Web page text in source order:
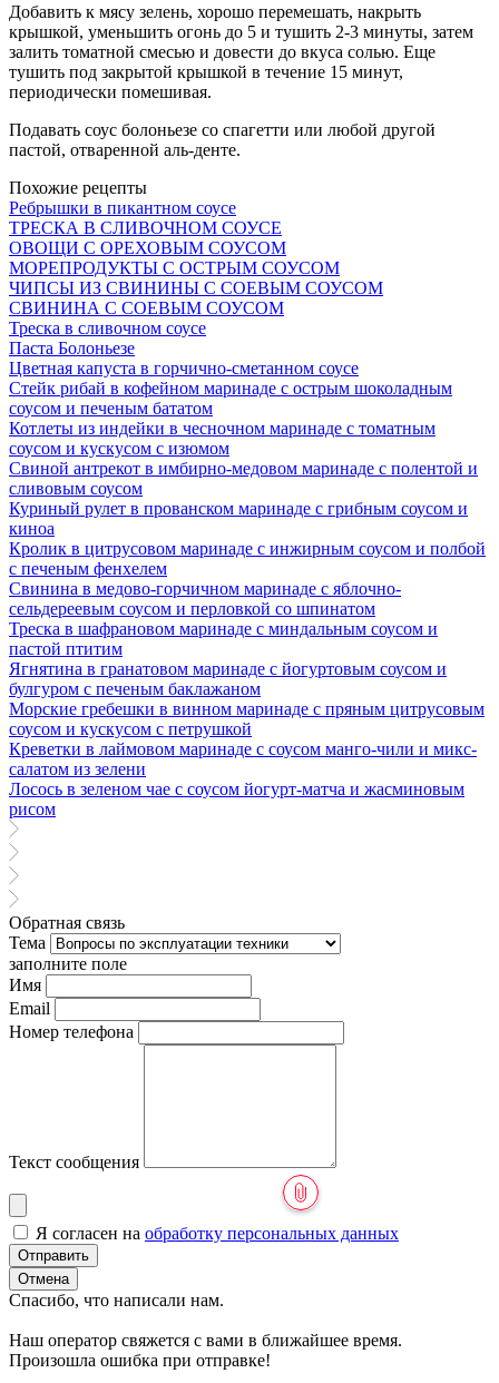
Добавить к мясу зелень, хорошо перемешать, накрыть
крышкой, уменьшить огонь до 5 и тушить 2-3 минуты, затем
залить томатной смесью и довести до вкуса солью. Еще
тушить под закрытой крышкой в течение 15 минут,
периодически помешивая.
Подавать соус болоньезе со спагетти или любой другой
пастой, отваренной аль-денте.
Похожие рецепты
Ребрышки в пикантном соусе
ТРЕСКА В СЛИВОЧНОМ СОУСЕ
ОВОЩИ С ОРЕХОВЫМ СОУСОМ
МОРЕПРОДУКТЫ С ОСТРЫМ СОУСОМ
ЧИПСЫ ИЗ СВИНИНЫ С СОЕВЫМ СОУСОМ
СВИНИНА С СОЕВЫМ СОУСОМ
Треска в сливочном соусе
Паста Болоньезе
Цветная капуста в горчично-сметанном соусе
Стейк рибай в кофейном маринаде с острым шоколадным
соусом и печеным бататом
Котлеты из индейки в чесночном маринаде с томатным
соусом и кускусом с изюмом
Свиной антрекот в имбирно-медовом маринаде с полентой и
сливовым соусом
Куриный рулет в прованском маринаде с грибным соусом и
киноа
Кролик в цитрусовом маринаде с инжирным соусом и полбой
с печеным фенхелем
Свинина в медово-горчичном маринаде с яблочно-
сельдереевым соусом и перловкой со шпинатом
Треска в шафрановом маринаде с миндальным соусом и
пастой птитим
Ягнятина в гранатовом маринаде с йогуртовым соусом и
булгуром с печеным баклажаном
Морские гребешки в винном маринаде с пряным цитрусовым
соусом и кускусом с петрушкой
Креветки в лаймовом маринаде с соусом манго-чили и микс-
салатом из зелени
Лосось в зеленом чае с соусом йогурт-матча и жасминовым
рисом
Обратная связь
Тема
заполните поле
Имя
Email
Номер телефона
Текст сообщения
Я согласен на обработку персональных данных
Отправить
Отмена
Спасибо, что написали нам.
Наш оператор свяжется с вами в ближайшее время.
Произошла ошибка при отправке!